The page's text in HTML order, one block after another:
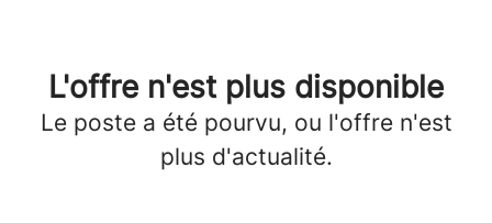
L'offre n'est plus disponible
Le poste a été pourvu, ou l'offre n'est
plus d'actualité.